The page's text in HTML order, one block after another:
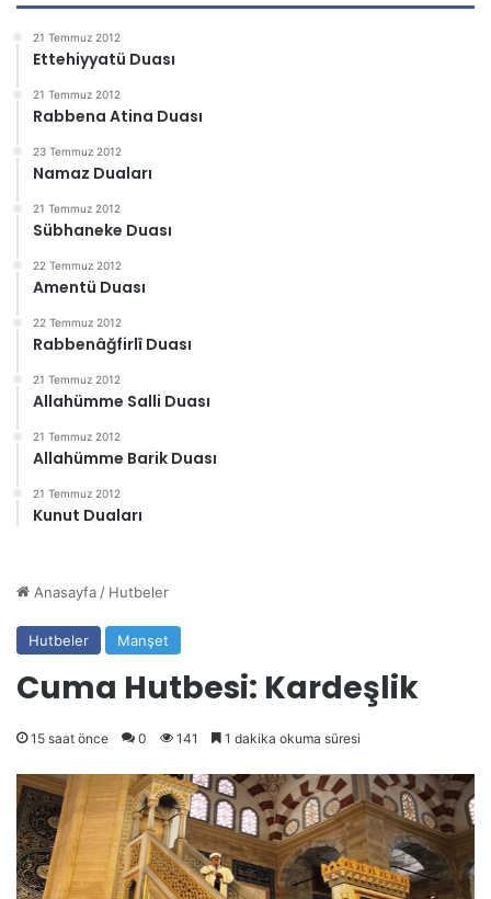
21 Temmuz 2012
Ettehiyyatü Duası
21 Temmuz 2012
Rabbena Atina Duası
23 Temmuz 2012
Namaz Duaları
21 Temmuz 2012
Sübhaneke Duası
22 Temmuz 2012
Amentü Duası
22 Temmuz 2012
Rabbenâğfirlî Duası
21 Temmuz 2012
Allahümme Salli Duası
21 Temmuz 2012
Allahümme Barik Duası
21 Temmuz 2012
Kunut Duaları